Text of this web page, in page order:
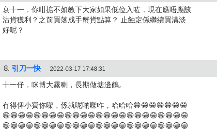
衰十一，你咁掂不如教下大家如果低位入咗，現在應唔應該
沽貨獲利？之前買落成手蟹貨點算？ 止蝕定係繼續買溝淡
好呢？
8. 引刀一快 2022-03-17 17:48:31
十一仔，咪博大霧喇，長期做塘邊鶴。
冇得俾小費你㗎，係就呢啲㗎咋，哈哈哈😁😁😁😁😁😁😁
😁😁😁😁😁😁😁😁😁😁😁😁😁😁😁😁😁😁😁😁😁😁😁😁
😁😁😁😁😁😁😁😁😁😁😁😁😁😁😁😁😁😁😁😁😁😁😁😁